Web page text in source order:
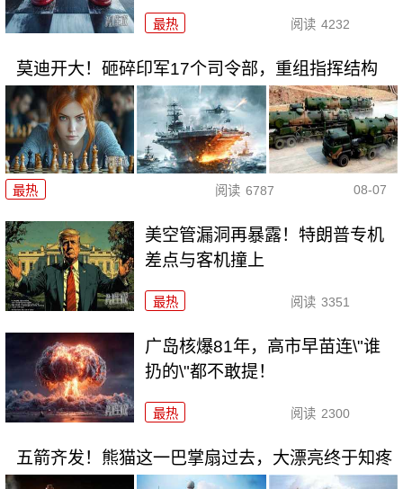
最热 阅读 4232
莫迪开大！砸碎印军17个司令部，重组指挥结构
最热 阅读 6787 08-07
美空管漏洞再暴露！特朗普专机
差点与客机撞上
最热 阅读 3351
广岛核爆81年，高市早苗连\"谁
扔的\"都不敢提！
最热 阅读 2300
五箭齐发！熊猫这一巴掌扇过去，大漂亮终于知疼